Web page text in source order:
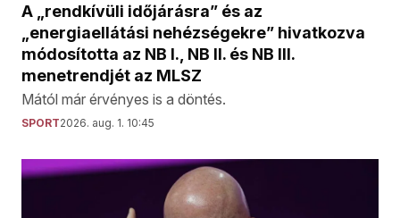
A „rendkívüli időjárásra” és az
„energiaellátási nehézségekre” hivatkozva
módosította az NB I., NB II. és NB III.
menetrendjét az MLSZ
Mától már érvényes is a döntés.
SPORT2026. aug. 1. 10:45